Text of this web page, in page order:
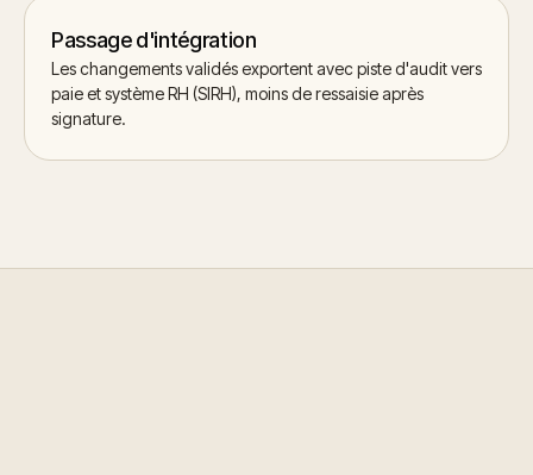
Passage d'intégration
Les changements validés exportent avec piste d'audit vers
paie et système RH (SIRH), moins de ressaisie après
signature.